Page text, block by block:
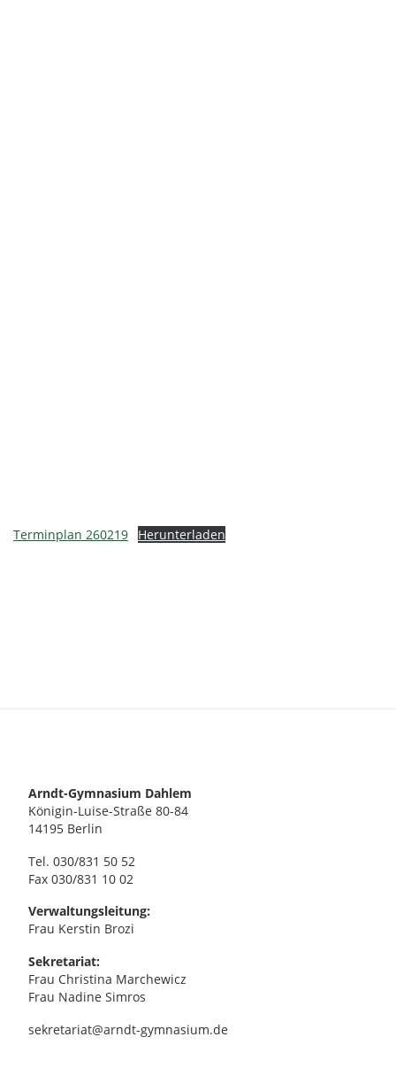
Terminplan 260219 Herunterladen
Arndt-Gymnasium Dahlem
Königin-Luise-Straße 80-84
14195 Berlin
Tel. 030/831 50 52
Fax 030/831 10 02
Verwaltungsleitung:
Frau Kerstin Brozi
Sekretariat:
Frau Christina Marchewicz
Frau Nadine Simros
sekretariat@arndt-gymnasium.de